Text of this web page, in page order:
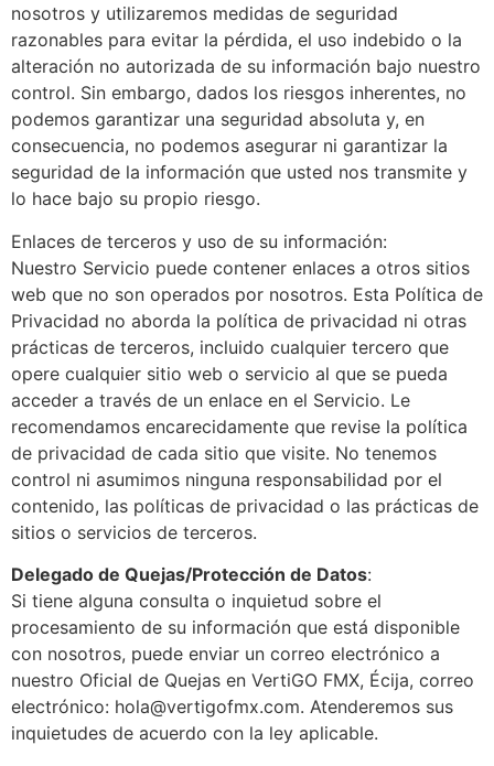
nosotros y utilizaremos medidas de seguridad
razonables para evitar la pérdida, el uso indebido o la
alteración no autorizada de su información bajo nuestro
control. Sin embargo, dados los riesgos inherentes, no
podemos garantizar una seguridad absoluta y, en
consecuencia, no podemos asegurar ni garantizar la
seguridad de la información que usted nos transmite y
lo hace bajo su propio riesgo.
Enlaces de terceros y uso de su información:
Nuestro Servicio puede contener enlaces a otros sitios
web que no son operados por nosotros. Esta Política de
Privacidad no aborda la política de privacidad ni otras
prácticas de terceros, incluido cualquier tercero que
opere cualquier sitio web o servicio al que se pueda
acceder a través de un enlace en el Servicio. Le
recomendamos encarecidamente que revise la política
de privacidad de cada sitio que visite. No tenemos
control ni asumimos ninguna responsabilidad por el
contenido, las políticas de privacidad o las prácticas de
sitios o servicios de terceros.
Delegado de Quejas/Protección de Datos:
Si tiene alguna consulta o inquietud sobre el
procesamiento de su información que está disponible
con nosotros, puede enviar un correo electrónico a
nuestro Oficial de Quejas en VertiGO FMX, Écija, correo
electrónico: hola@vertigofmx.com. Atenderemos sus
inquietudes de acuerdo con la ley aplicable.